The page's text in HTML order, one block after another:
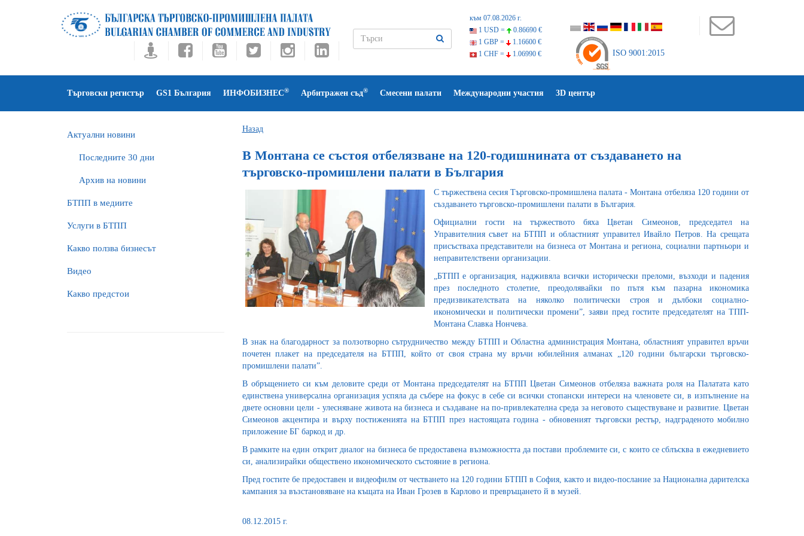
към 07.08.2026 г.
1 USD =
0.86690 €
1 GBP =
1.16600 €
1 CHF =
1.06990 € ISO 9001:2015
Търговски регистър GS1 България ИНФОБИЗНЕС® Арбитражен съд® Смесени палати Международни участия 3D център
Актуални новини
Последните 30 дни
Архив на новини
БTПП в медиите
Услуги в БТПП
Какво ползва бизнесът
Видео
Какво предстои
Назад
В Монтана се състоя отбелязване на 120-годишнината от създаването на
търговско-промишлени палати в България
С тържествена сесия Търговско-промишлена палата - Монтана отбеляза 120 години от
създаването търговско-промишлени палати в България.
Официални гости на тържеството бяха Цветан Симеонов, председател на
Управителния съвет на БТПП и областният управител Ивайло Петров. На срещата
присъстваха представители на бизнеса от Монтана и региона, социални партньори и
неправителствени организации.
„БТПП е организация, надживяла всички исторически преломи, възходи и падения
през последното столетие, преодолявайки по пътя към пазарна икономика
предизвикателствата на няколко политически строя и дълбоки социално-
икономически и политически промени”, заяви пред гостите председателят на ТПП-
Монтана Славка Нончева.
В знак на благодарност за ползотворно сътрудничество между БТПП и Областна администрация Монтана, областният управител връчи
почетен плакет на председателя на БТПП, който от своя страна му връчи юбилейния алманах „120 години български търговско-
промишлени палати”.
В обръщението си към деловите среди от Монтана председателят на БТПП Цветан Симеонов отбеляза важната роля на Палатата като
единствена универсална организация успяла да събере на фокус в себе си всички стопански интереси на членовете си, в изпълнение на
двете основни цели - улесняване живота на бизнеса и създаване на по-привлекателна среда за неговото съществуване и развитие. Цветан
Симеонов акцентира и върху постиженията на БТПП през настоящата година - обновеният търговски рестър, надграденото мобилно
приложение БГ баркод и др.
В рамките на един открит диалог на бизнеса бе предоставена възможността да постави проблемите си, с които се сблъсква в ежедневието
си, анализирайки обществено икономическото състояние в региона.
Пред гостите бе предоставен и видеофилм от честването на 120 години БТПП в София, както и видео-послание за Национална дарителска
кампания за възстановяване на къщата на Иван Грозев в Карлово и превръщането й в музей.
08.12.2015 г.